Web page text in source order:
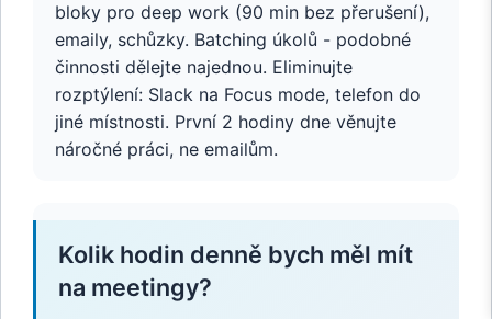
bloky pro deep work (90 min bez přerušení),
emaily, schůzky. Batching úkolů - podobné
činnosti dělejte najednou. Eliminujte
rozptýlení: Slack na Focus mode, telefon do
jiné místnosti. První 2 hodiny dne věnujte
náročné práci, ne emailům.
Kolik hodin denně bych měl mít
na meetingy?